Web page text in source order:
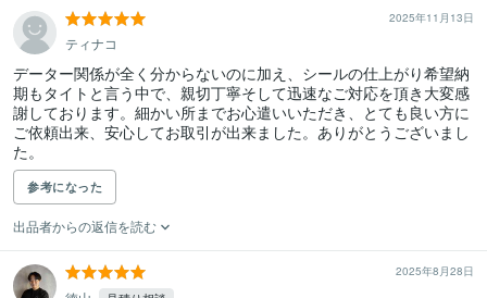
2025年11月13日
ティナコ
データー関係が全く分からないのに加え、シールの仕上がり希望納
期もタイトと言う中で、親切丁寧そして迅速なご対応を頂き大変感
謝しております。細かい所までお心遣いいただき、とても良い方に
ご依頼出来、安心してお取引が出来ました。ありがとうございまし
た。
参考になった
出品者からの返信を読む
2025年8月28日